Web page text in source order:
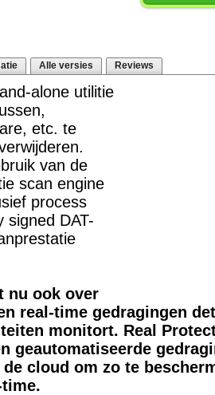
Alle versies Reviews
alone utilitie
etc. te
van de
scan engine
process
signed DAT-
nu ook over
real-time gedragingen
monitort. Real
geautomatiseerde
cloud om zo te